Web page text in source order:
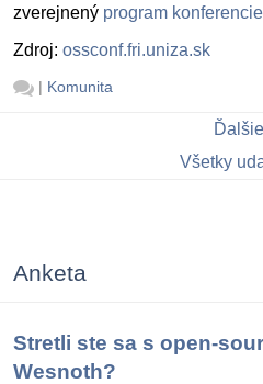
zverejnený program konferencie
Zdroj: ossconf.fri.uniza.sk
| Komunita
Ďalšie
Všetky
Anketa
Stretli ste sa s open-
Wesnoth?